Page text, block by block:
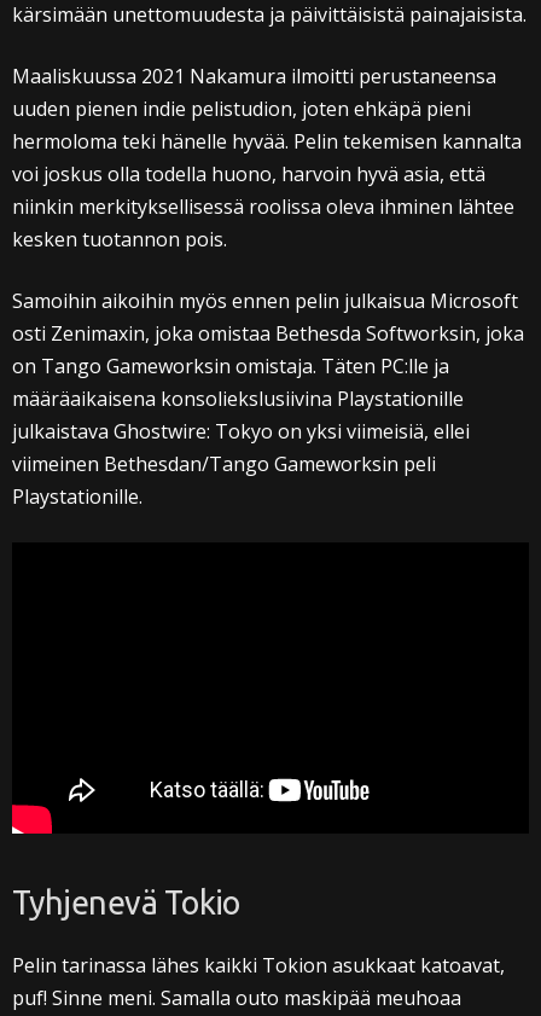
kärsimään unettomuudesta ja päivittäisistä painajaisista.
Maaliskuussa 2021 Nakamura ilmoitti perustaneensa
uuden pienen indie pelistudion, joten ehkäpä pieni
hermoloma teki hänelle hyvää. Pelin tekemisen kannalta
voi joskus olla todella huono, harvoin hyvä asia, että
niinkin merkityksellisessä roolissa oleva ihminen lähtee
kesken tuotannon pois.
Samoihin aikoihin myös ennen pelin julkaisua Microsoft
osti Zenimaxin, joka omistaa Bethesda Softworksin, joka
on Tango Gameworksin omistaja. Täten PC:lle ja
määräaikaisena konsoliekslusiivina Playstationille
julkaistava Ghostwire: Tokyo on yksi viimeisiä, ellei
viimeinen Bethesdan/Tango Gameworksin peli
Playstationille.
Tyhjenevä Tokio
Pelin tarinassa lähes kaikki Tokion asukkaat katoavat,
puf! Sinne meni. Samalla outo maskipää meuhoaa